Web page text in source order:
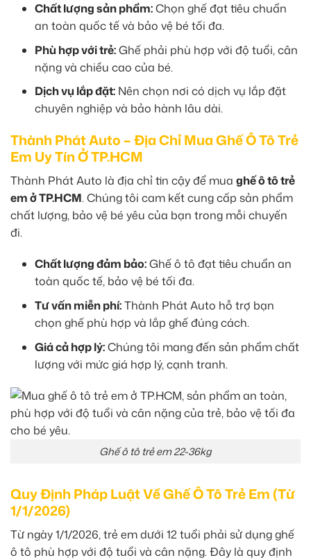
Chất lượng sản phẩm:Chọn ghế đạt tiêu chuẩn
an toàn quốc tế và bảo vệ bé tối đa.
Phù hợp với trẻ:Ghế phải phù hợp với độ tuổi, cân
nặng và chiều cao của bé.
Dịch vụ lắp đặt: Nên chọn nơi có dịch vụ lắp đặt
chuyên nghiệp và bảo hành lâu dài.
Thành Phát Auto – Địa Chỉ Mua Ghế Ô Tô Trẻ
Em Uy Tín Ở TP.HCM
Thành Phát Auto là địa chỉ tin cậy để mua ghế ô tô trẻ
em ở TP.HCM. Chúng tôi cam kết cung cấp sản phẩm
chất lượng, bảo vệ bé yêu của bạn trong mỗi chuyến
đi.
Chất lượng đảm bảo:Ghế ô tô đạt tiêu chuẩn an
toàn quốc tế, bảo vệ bé tối đa.
Tư vấn miễn phí:Thành Phát Auto hỗ trợ bạn
chọn ghế phù hợp và lắp ghế đúng cách.
Giá cả hợp lý:Chúng tôi mang đến sản phẩm chất
lượng với mức giá hợp lý, cạnh tranh.
Ghế ô tô trẻ em 22-36kg
Quy Định Pháp Luật Về Ghế Ô Tô Trẻ Em (Từ
1/1/2026)
Từ ngày 1/1/2026, trẻ em dưới 12 tuổi phải sử dụng ghế
ô tô phù hợp với độ tuổi và cân nặng. Đây là quy định